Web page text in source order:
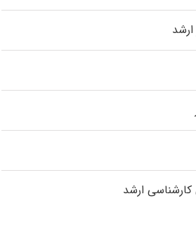
کارشناسی ارشد